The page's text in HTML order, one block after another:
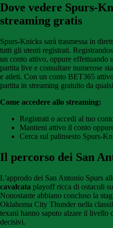
Dove vedere Spurs-
streaming gratis
Spurs-Knicks sarà trasmessa in
tutti gli utenti registrati.
un conto attivo, oppure effettuando
partita live e consultare numerose
e atleti. Con un conto BET365
partita in streaming gratuito da
Come accedere allo streaming:
Registrati o accedi al tuo
Mantieni attivo il conto
Cerca sul palinsesto Spurs-
Il percorso dei San
L'approdo dei San Antonio Spurs
cavalcata playoff ricca di ostacoli
Nonostante abbiano concluso la
Oklahoma City Thunder nella
texani hanno saputo alzare il livello
decisivi.